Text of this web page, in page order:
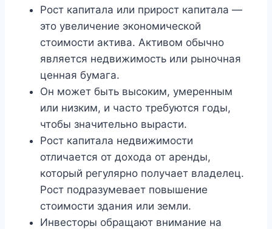
Рост капитала или прирост капитала —
это увеличение экономической
стоимости актива. Активом обычно
является недвижимость или рыночная
ценная бумага.
Он может быть высоким, умеренным
или низким, и часто требуются годы,
чтобы значительно вырасти.
Рост капитала недвижимости
отличается от дохода от аренды,
который регулярно получает владелец.
Рост подразумевает повышение
стоимости здания или земли.
Инвесторы обращают внимание на